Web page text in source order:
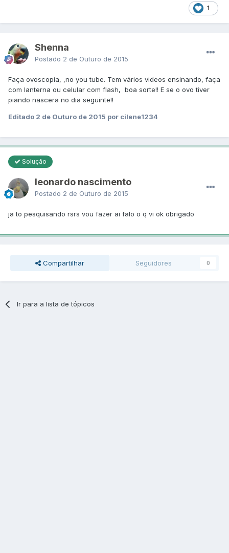
1
Shenna
Postado 2 de Outuro de 2015
Faça ovoscopia, ,no you tube. Tem vários videos ensinando, faça
com lanterna ou celular com flash, boa sorte!! E se o ovo tiver
piando nascera no dia seguinte!!
Editado 2 de Outuro de 2015 por cilene1234
Solução
leonardo nascimento
Postado 2 de Outuro de 2015
ja to pesquisando rsrs vou fazer ai falo o q vi ok obrigado
Compartilhar Seguidores 0
Ir para a lista de tópicos